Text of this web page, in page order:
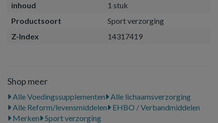
inhoud
1 stuk
Productsoort
Sport verzorging
Z-Index
14317419
Shop meer
Alle Voedingssupplementen
Alle lichaamsverzorging
Alle Reform/levensmiddelen
EHBO / Verbandmiddelen
Merken
Sport verzorging